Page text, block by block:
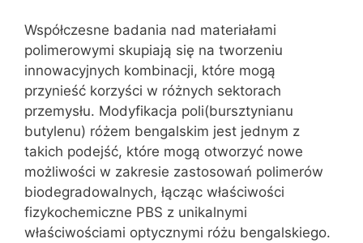
Współczesne badania nad materiałami
polimerowymi skupiają się na tworzeniu
innowacyjnych kombinacji, które mogą
przynieść korzyści w różnych sektorach
przemysłu. Modyfikacja poli(bursztynianu
butylenu) różem bengalskim jest jednym z
takich podejść, które mogą otworzyć nowe
możliwości w zakresie zastosowań polimerów
biodegradowalnych, łącząc właściwości
fizykochemiczne PBS z unikalnymi
właściwościami optycznymi różu bengalskiego.